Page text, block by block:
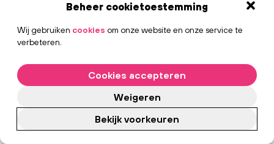
Beheer cookietoestemming
Wij gebruiken cookies om onze website en onze service te
verbeteren.
Cookies accepteren
Weigeren
Bekijk voorkeuren